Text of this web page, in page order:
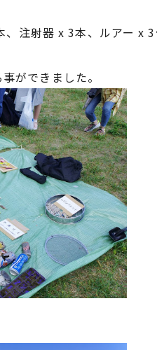
注射器 x 3本、ルアー x
ができました。